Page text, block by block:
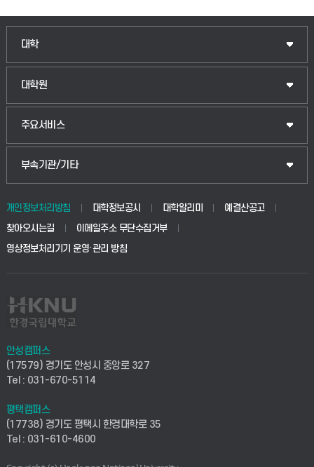
대학
인문융합공공인재학부
법경영학부
생명공학부
사회안전시스템공학부
컴퓨터응용수학부
ICT로봇기계공학부
전자전기공학부
대학원
일반대학원
산업대학원
공공정책대학원
교육대학원
주요서비스
입학안내
웹메일
학사시스템(전문학사 및 전공심화)
사이버캠퍼스(전문학사 및 전공심화)
시설바로처리서비스
연구실안전관리시스템
산학연구관리시스템
부속기관/기타
중앙도서관
학생생활관(안성)
산학협력단
취업지원센터
창업지원센터
현장실습지원센터
개인정보처리방침 대학정보공시 대학알리미
예결산공고
찾아오시는길
이메일주소 무단수집거부
영상정보처리기기 운영·관리 방침
안성캠퍼스
(17579) 경기도 안성시 중앙로 327
Tel : 031-670-5114
평택캠퍼스
(17738) 경기도 평택시 한경대학로 35
Tel : 031-610-4600